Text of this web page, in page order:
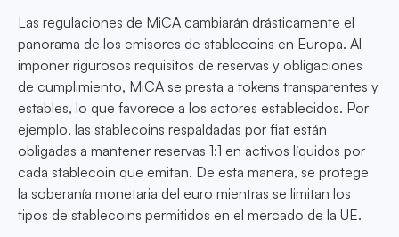
Las regulaciones de MiCA cambiarán drásticamente el
panorama de los emisores de stablecoins en Europa. Al
imponer rigurosos requisitos de reservas y obligaciones
de cumplimiento, MiCA se presta a tokens transparentes y
estables, lo que favorece a los actores establecidos. Por
ejemplo, las stablecoins respaldadas por fiat están
obligadas a mantener reservas 1:1 en activos líquidos por
cada stablecoin que emitan. De esta manera, se protege
la soberanía monetaria del euro mientras se limitan los
tipos de stablecoins permitidos en el mercado de la UE.